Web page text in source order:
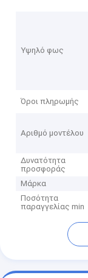
Υψηλό φως
Όροι πληρωμής
Αριθμό μοντέλου
Δυνατότητα
προσφοράς
Μάρκα
Ποσότητα
παραγγελίας min